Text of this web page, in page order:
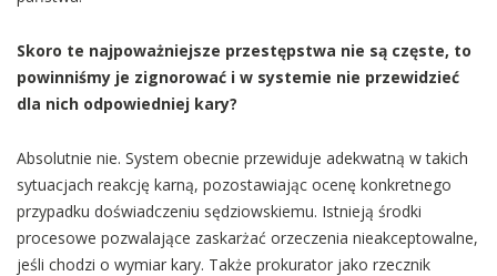
Skoro te najpoważniejsze przestępstwa nie są częste, to
powinniśmy je zignorować i w systemie nie przewidzieć
dla nich odpowiedniej kary?
Absolutnie nie. System obecnie przewiduje adekwatną w takich
sytuacjach reakcję karną, pozostawiając ocenę konkretnego
przypadku doświadczeniu sędziowskiemu. Istnieją środki
procesowe pozwalające zaskarżać orzeczenia nieakceptowalne,
jeśli chodzi o wymiar kary. Także prokurator jako rzecznik